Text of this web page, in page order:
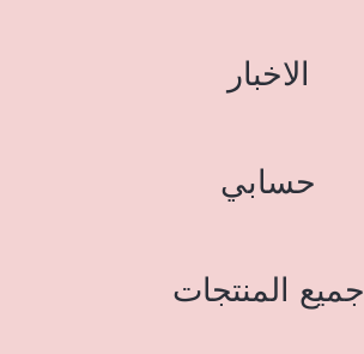
الاخبار
حسابي
جميع المنتجات